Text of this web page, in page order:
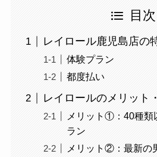
目次
レイロール鹿児島店の
体験プラン
都度払い
レイロールのメリット
メリット①：40種類
ラン
メリット②：最新の